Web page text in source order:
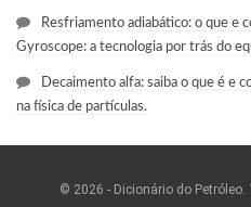
Resfriamento adiabático: o que e
Gyroscope: a tecnologia por trás do
Decaimento alfa: saiba o que é e
na física de partículas.
© 2026 - Dicionário do